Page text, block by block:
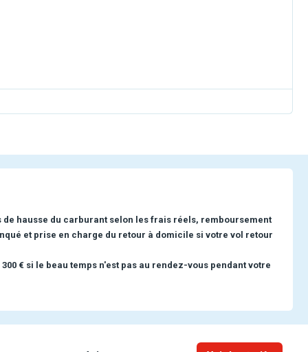
hausse du carburant selon les frais réels, remboursement
et prise en charge du retour à domicile si votre vol retour
€ si le beau temps n'est pas au rendez-vous pendant votre